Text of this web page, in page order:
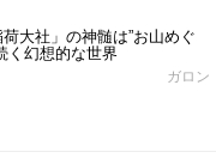
大社」の神髄は”お山めぐ
く幻想的な世界
ガロン